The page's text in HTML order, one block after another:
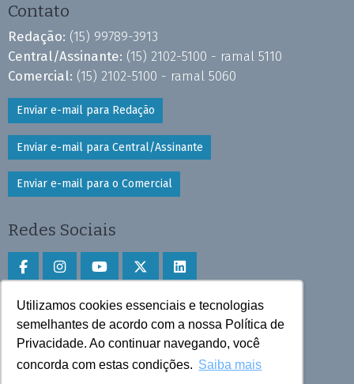
Utilizamos cookies essenciais e tecnologias
semelhantes de acordo com a nossa Política de
Privacidade. Ao continuar navegando, você
concorda com estas condições. Saiba mais
Contato
Redação: (15) 99789-3913
Central/Assinante: (15) 2102-5100 - ramal 5110
Comercial: (15) 2102-5100 - ramal 5060
Enviar e-mail para Redação
Enviar e-mail para Central/Assinante
Enviar e-mail para o Comercial
Redes Sociais
Faça download do aplicativo
Play Store e App Store